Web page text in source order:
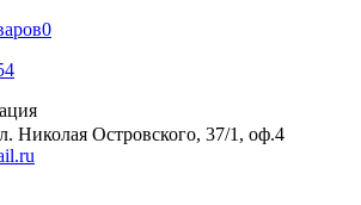
0
Николая Островского, 37/1, оф.4